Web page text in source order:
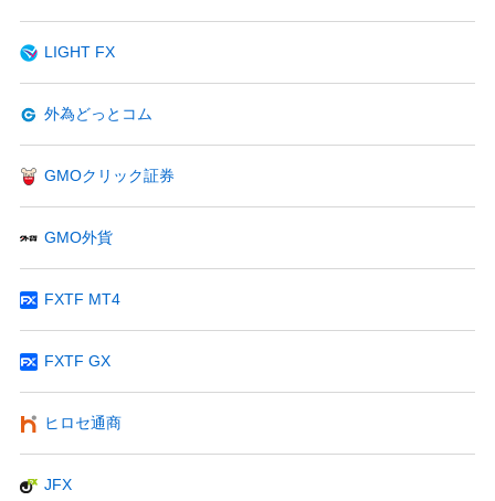
LIGHT FX
外為どっとコム
GMOクリック証券
GMO外貨
FXTF MT4
FXTF GX
ヒロセ通商
JFX